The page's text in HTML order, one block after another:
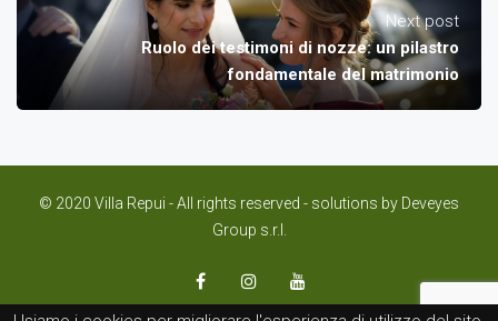
Next post
Ruolo dei testimoni di nozze: un pilastro
fondamentale del matrimonio
© 2020 Villa Repui - All rights reserved - solutions by Deveyes
Group s.r.l.